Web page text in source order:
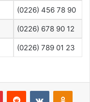
(0226) 456 78 90
(0226) 678 90 12
(0226) 789 01 23
PinterestReddit VKontakte